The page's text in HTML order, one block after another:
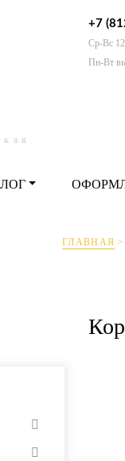
+7
Ср-Вс
Пн-Вт
ГЛАВНАЯ